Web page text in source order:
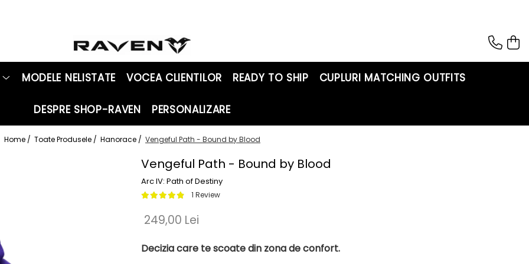
MODELE NELISTATE VOCEA CLIENTILOR READY TO SHIP CUPLURI MATCHING OUTFITS
DESPRE SHOP-RAVEN PERSONALIZARE
Home / Toate Produsele / Hanorace / Vengeful Path - Bound by Blood
Vengeful Path - Bound by Blood
Arc IV: Path of Destiny
1 Review
249,00 Lei
Decizia care te scoate din zona de confort.